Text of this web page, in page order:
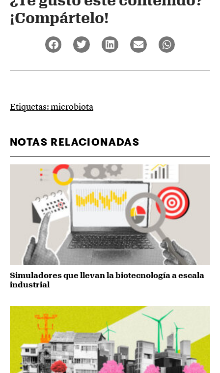
¡Compártelo!
Etiquetas:microbiota
NOTAS RELACIONADAS
Simuladores que llevan la biotecnología a escala
industrial